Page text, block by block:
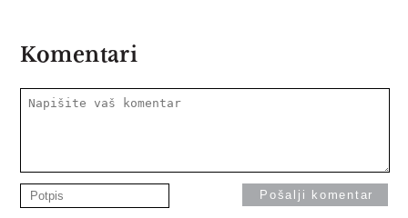
Komentari